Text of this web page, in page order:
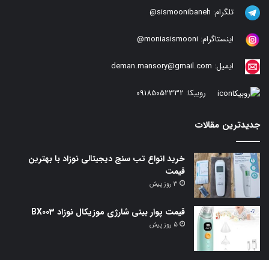
تلگرام: sismoonibaneh@
اینستاگرام: moniasismooni@
ایمیل: deman.mansory@gmail.com
روبیکا: 09185052332
جدیدترین مقالات
خرید انواع تب سنج دیجیتالی نوزاد با بهترین
قیمت
3 روز پیش
قیمت پوار بینی شارژی موزیکال نوزاد BX003
5 روز پیش